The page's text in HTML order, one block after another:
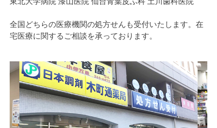
全国どちらの医療機関の処方せんも受付いたします。在
宅医療に関するご相談を承っております。